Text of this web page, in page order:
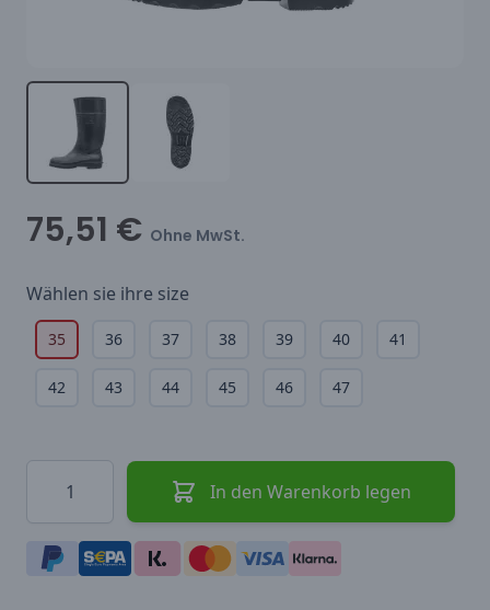
75,51 € Ohne MwSt.
Wählen sie ihre size
35 36 37 38 39 40 41
42 43 44 45 46 47
In den Warenkorb legen